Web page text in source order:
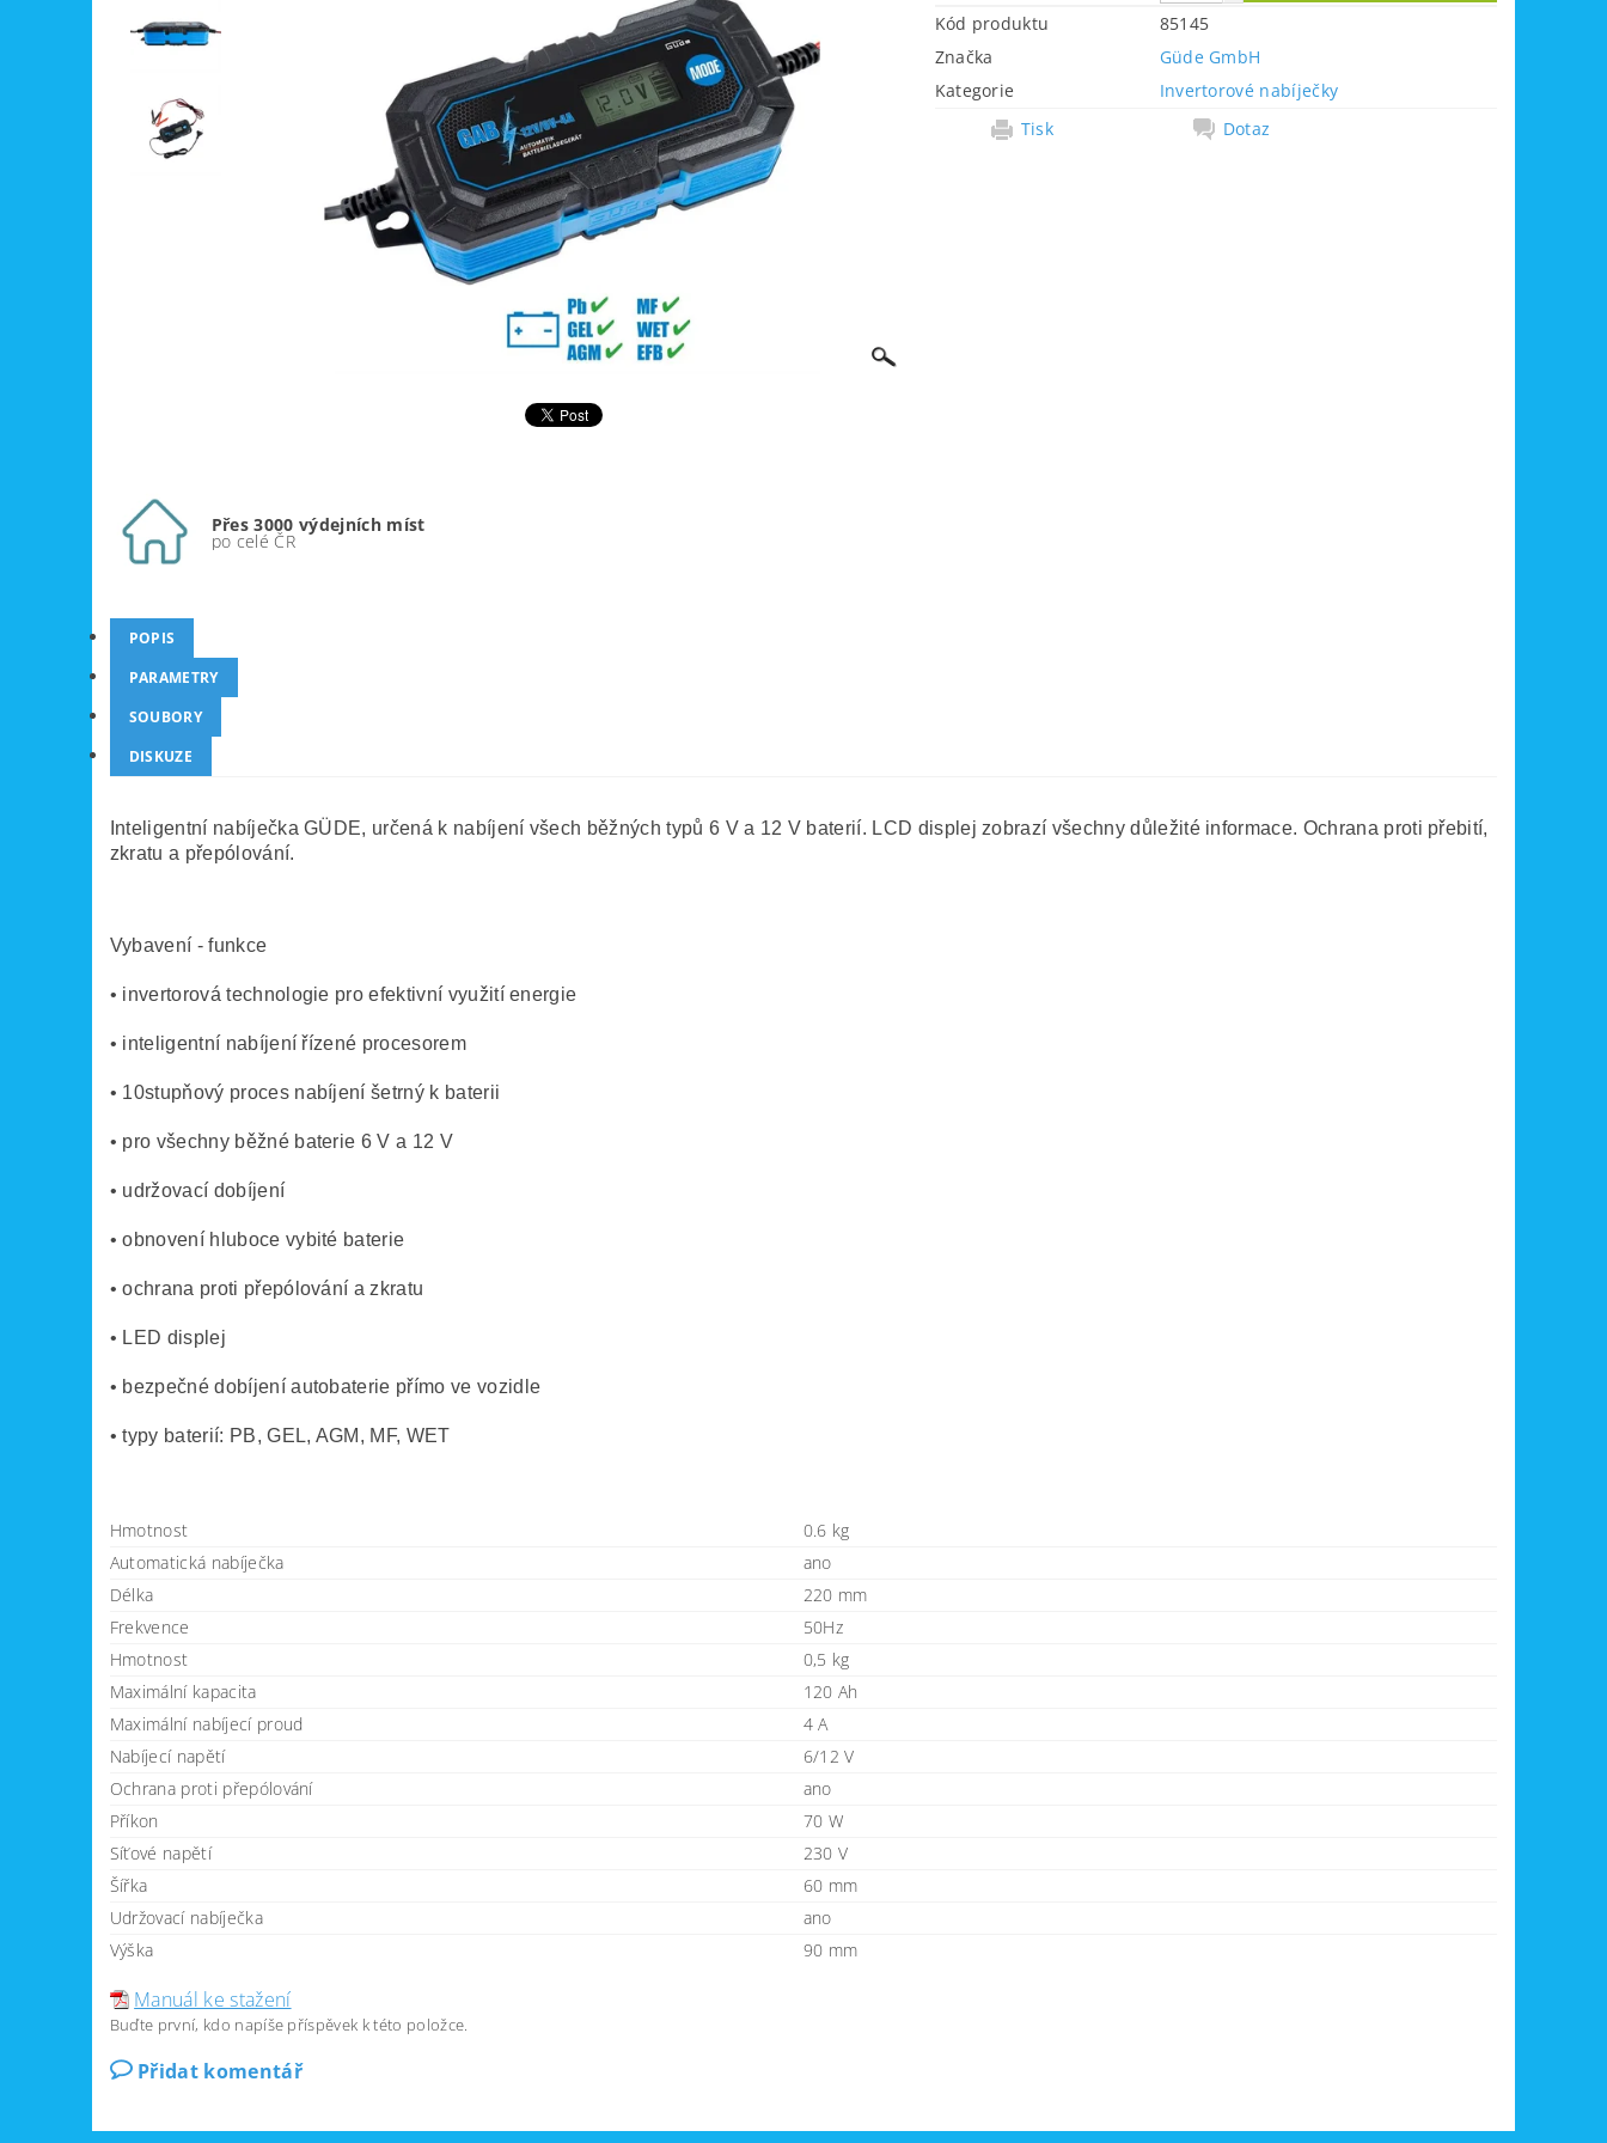
Kód produktu
85145
Značka
Güde GmbH
Kategorie
Invertorové nabíječky
Tisk
Dotaz
Přes 3000 výdejních míst
po celé ČR
POPIS
PARAMETRY
SOUBORY
DISKUZE
Inteligentní nabíječka GÜDE, určená k nabíjení všech běžných typů 6 V a 12 V baterií. LCD displej zobrazí všechny důležité informace. Ochrana proti přebití,
zkratu a přepólování.
Vybavení - funkce
• invertorová technologie pro efektivní využití energie
• inteligentní nabíjení řízené procesorem
• 10stupňový proces nabíjení šetrný k baterii
• pro všechny běžné baterie 6 V a 12 V
• udržovací dobíjení
• obnovení hluboce vybité baterie
• ochrana proti přepólování a zkratu
• LED displej
• bezpečné dobíjení autobaterie přímo ve vozidle
• typy baterií: PB, GEL, AGM, MF, WET
Hmotnost
0.6 kg
Automatická nabíječka
ano
Délka
220 mm
Frekvence
50Hz
Hmotnost
0,5 kg
Maximální kapacita
120 Ah
Maximální nabíjecí proud
4 A
Nabíjecí napětí
6/12 V
Ochrana proti přepólování
ano
Příkon
70 W
Síťové napětí
230 V
Šířka
60 mm
Udržovací nabíječka
ano
Výška
90 mm
Manuál ke stažení
Buďte první, kdo napíše příspěvek k této položce.
Přidat komentář